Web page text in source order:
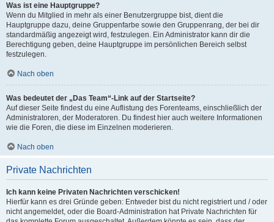
Was ist eine Hauptgruppe?
Wenn du Mitglied in mehr als einer Benutzergruppe bist, dient die
Hauptgruppe dazu, deine Gruppenfarbe sowie den Gruppenrang, der bei dir
standardmäßig angezeigt wird, festzulegen. Ein Administrator kann dir die
Berechtigung geben, deine Hauptgruppe im persönlichen Bereich selbst
festzulegen.
Nach oben
Was bedeutet der „Das Team“-Link auf der Startseite?
Auf dieser Seite findest du eine Auflistung des Forenteams, einschließlich der
Administratoren, der Moderatoren. Du findest hier auch weitere Informationen
wie die Foren, die diese im Einzelnen moderieren.
Nach oben
Private Nachrichten
Ich kann keine Privaten Nachrichten verschicken!
Hierfür kann es drei Gründe geben: Entweder bist du nicht registriert und / oder
nicht angemeldet, oder die Board-Administration hat Private Nachrichten für